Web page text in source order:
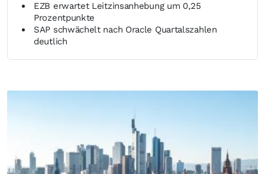
EZB erwartet Leitzinsanhebung um 0,25
Prozentpunkte
SAP schwächelt nach Oracle Quartalszahlen
deutlich